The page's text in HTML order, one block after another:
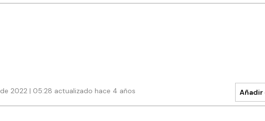
2022 | 05:28 actualizado hace 4 años Añadir